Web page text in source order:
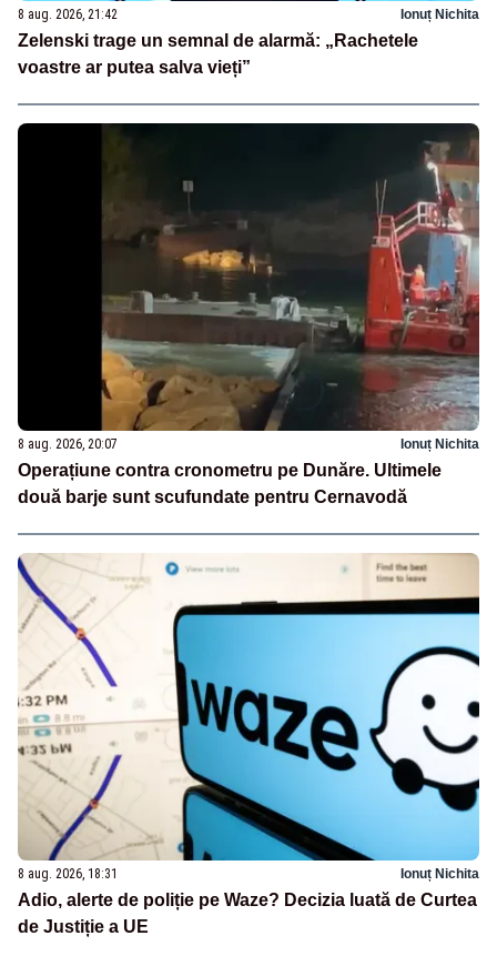
8 aug. 2026, 21:42 Ionuț Nichita
Zelenski trage un semnal de alarmă: „Rachetele
voastre ar putea salva vieți”
8 aug. 2026, 20:07 Ionuț Nichita
Operațiune contra cronometru pe Dunăre. Ultimele
două barje sunt scufundate pentru Cernavodă
8 aug. 2026, 18:31 Ionuț Nichita
Adio, alerte de poliție pe Waze? Decizia luată de Curtea
de Justiție a UE